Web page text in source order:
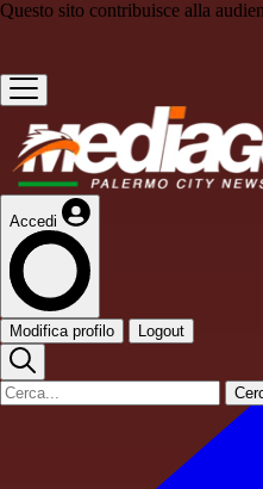
Questo sito contribuisce alla
Accedi
Modifica profilo Logout